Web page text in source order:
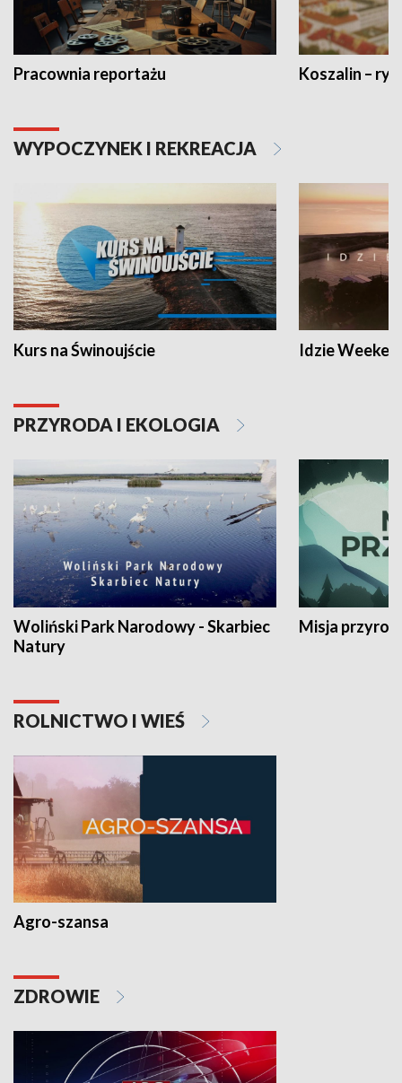
Pracownia reportażu Koszalin –
WYPOCZYNEK I REKREACJA
Kurs na Świnoujście Idzie
PRZYRODA I EKOLOGIA
Woliński Park Narodowy - Skarbiec
Natury
Misja
ROLNICTWO I WIEŚ
Agro-szansa
ZDROWIE